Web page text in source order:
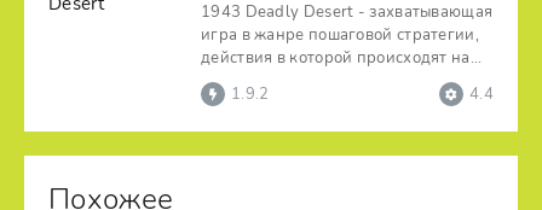
1943 Deadly Desert - захватывающая
игра в жанре пошаговой стратегии,
действия в которой происходят на
фоне событий
1.9.2 4.4
Похожее